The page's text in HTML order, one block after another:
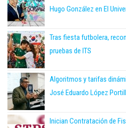
Hugo González en El
Tras fiesta futbolera,
pruebas de ITS
Algoritmos y tarifas
José Eduardo López
Inician Contratación de